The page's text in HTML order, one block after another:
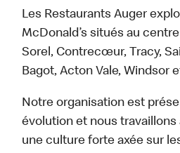
Les Restaurants Auger
McDonald’s situés au
Sorel, Contrecœur, Tracy,
Bagot, Acton Vale, Windsor
Notre organisation est
évolution et nous
une culture forte axée sur